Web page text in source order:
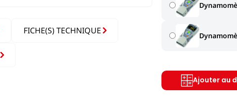
FICHE(S) TECHNIQUE
Ajouter au